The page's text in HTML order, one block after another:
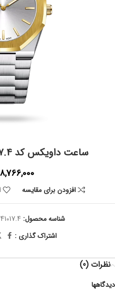
ساعت داویکس کد DVC241017.4 – مردانه
8,766,000
افزودن برای مقایسه
شناسه محصول:
اشتراک گذاری :
نظرات (0)
دیدگاهها